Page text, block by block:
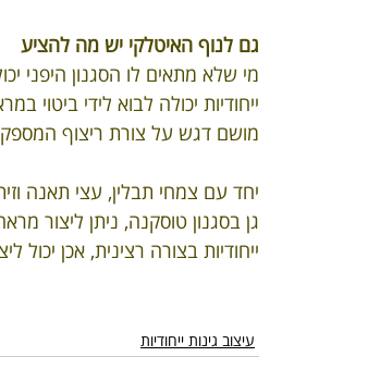
גם לנוף האיטלקי יש מה להציע
מי שלא מתאים לו הסגנון היפני
ייחודיות יכולה לבוא לידי
מושם דגש על צורת ריצוף
יחד עם צמחי תבלין, עצי תאנה
גן בסגנון טוסקנה, ניתן ליצור
ייחודיות בצורה רצינית, אכן
עיצוב גינות ייחודיות